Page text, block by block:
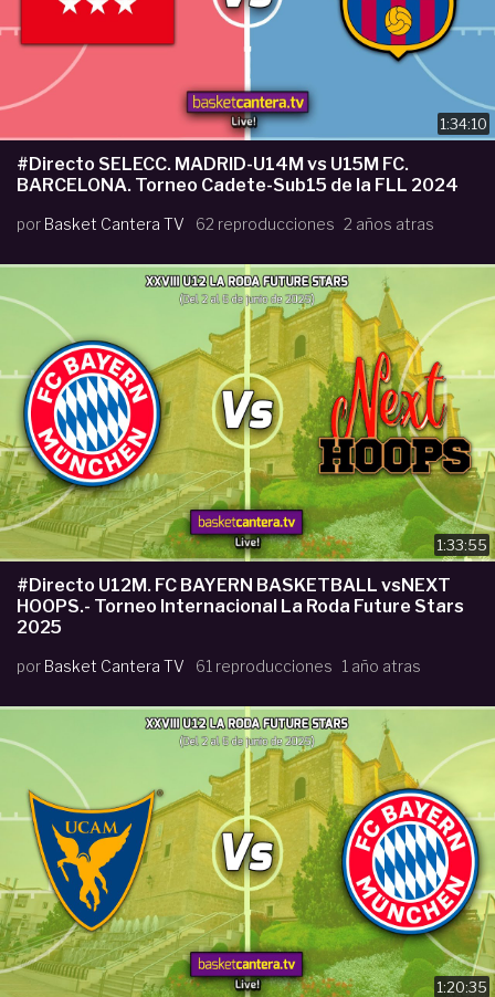
1:34:10
#Directo SELECC. MADRID-U14M vs U15M FC.
BARCELONA. Torneo Cadete-Sub15 de la FLL 2024
por Basket Cantera TV 62 reproducciones 2 años atras
1:33:55
#Directo U12M. FC BAYERN BASKETBALL vsNEXT
HOOPS.- Torneo Internacional La Roda Future Stars
2025
por Basket Cantera TV 61 reproducciones 1 año atras
1:20:35